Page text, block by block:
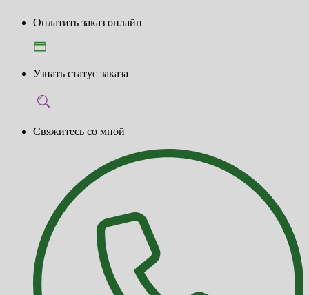
Оплатить заказ онлайн
Узнать статус заказа
Свяжитесь со мной